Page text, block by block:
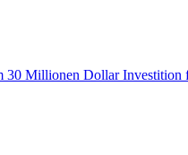
30 Millionen Dollar